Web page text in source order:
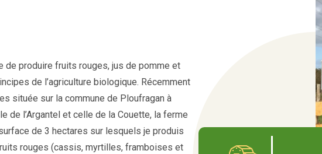
de produire fruits rouges, jus de pomme et
de l’agriculture biologique. Récemment
située sur la commune de Ploufragan à
de l’Argantel et celle de la Couette, la ferme
de 3 hectares sur lesquels je produis
rouges (cassis, myrtilles, framboises et